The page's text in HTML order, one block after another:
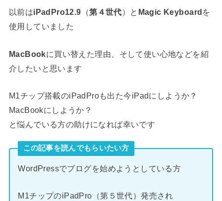
以前はiPadPro12.9 （第４世代）と Magic Keyboardを
使用していました
MacBookに買い替えた理由、そして使い心地などを紹
介したいと思います
M1チップ搭載のiPadProも出た今iPadにしようか？
MacBookにしようか？
と悩んでいる方の助けになれば幸いです
この記事を読んでもらいたい方
WordPressでブログを始めようとしている方
M1チップのiPadPro（第５世代）発売され